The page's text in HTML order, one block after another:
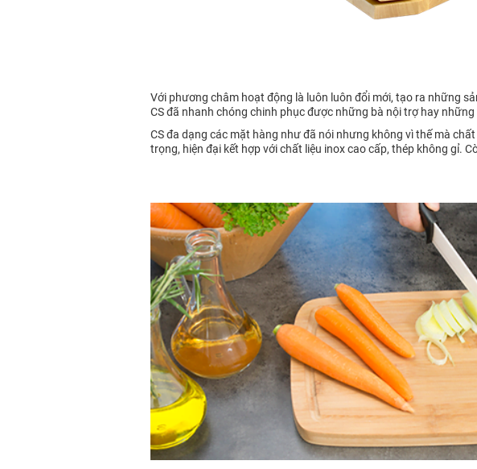
Với phương châm hoạt động là luôn luôn đổi mới, tạo ra những
CS đã nhanh chóng chinh phục được những bà nội trợ hay
CS đa dạng các mặt hàng như đã nói nhưng không vì thế mà
trọng, hiện đại kết hợp với chất liệu inox cao cấp, thép không gỉ.